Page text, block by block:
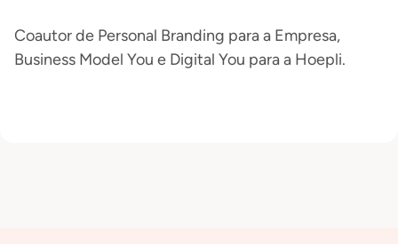
Coautor de Personal Branding para a Empresa,
Business Model You e Digital You para a Hoepli.